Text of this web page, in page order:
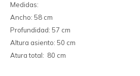
Medidas:
Ancho: 58 cm
Profundidad: 57 cm
Altura asiento: 50 cm
Atura total: 80 cm